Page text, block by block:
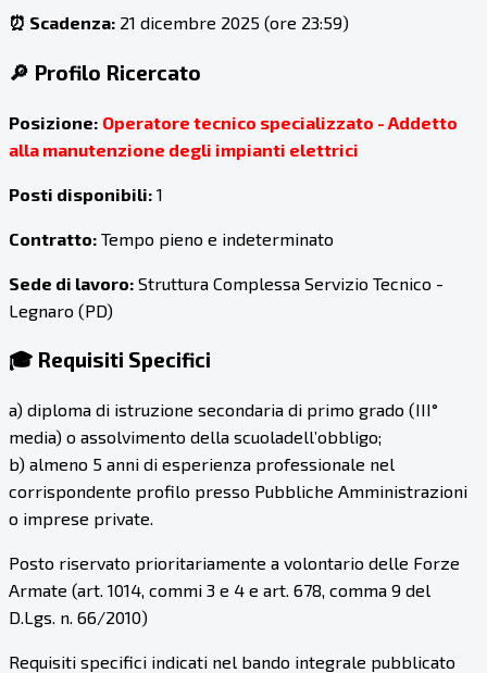
⏰ Scadenza: 21 dicembre 2025 (ore 23:59)
🔎 Profilo Ricercato
Posizione: Operatore tecnico specializzato - Addetto
alla manutenzione degli impianti elettrici
Posti disponibili: 1
Contratto: Tempo pieno e indeterminato
Sede di lavoro: Struttura Complessa Servizio Tecnico -
Legnaro (PD)
🎓 Requisiti Specifici
a) diploma di istruzione secondaria di primo grado (III°
media) o assolvimento della scuoladell’obbligo;
b) almeno 5 anni di esperienza professionale nel
corrispondente profilo presso Pubbliche Amministrazioni
o imprese private.
Posto riservato prioritariamente a volontario delle Forze
Armate (art. 1014, commi 3 e 4 e art. 678, comma 9 del
D.Lgs. n. 66/2010)
Requisiti specifici indicati nel bando integrale pubblicato